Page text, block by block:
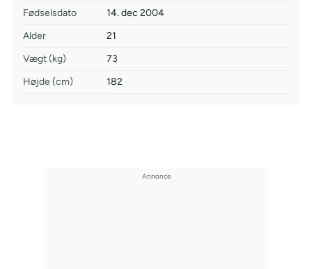
Fødselsdato
14. dec 2004
Alder
21
Vægt (kg)
73
Højde (cm)
182